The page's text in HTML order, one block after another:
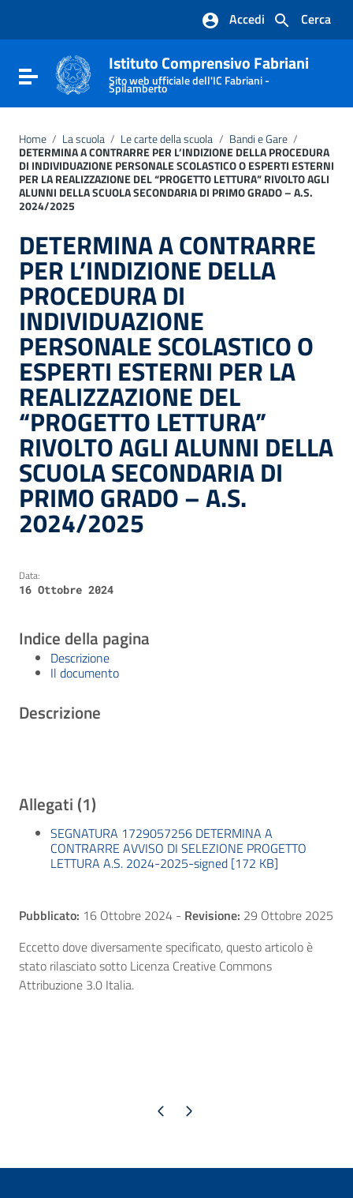
Vai al footer
Cerca
Accedi
Attiva / disattiva la navigazione
Istituto Comprensivo Fabriani
Sito web ufficiale dell'IC Fabriani -
Spilamberto
Home / La scuola / Le carte della scuola / Bandi e Gare /
DETERMINA A CONTRARRE PER L’INDIZIONE DELLA PROCEDURA
DI INDIVIDUAZIONE PERSONALE SCOLASTICO O ESPERTI ESTERNI
PER LA REALIZZAZIONE DEL “PROGETTO LETTURA” RIVOLTO AGLI
ALUNNI DELLA SCUOLA SECONDARIA DI PRIMO GRADO – A.S.
2024/2025
DETERMINA A CONTRARRE
PER L’INDIZIONE DELLA
PROCEDURA DI
INDIVIDUAZIONE
PERSONALE SCOLASTICO O
ESPERTI ESTERNI PER LA
REALIZZAZIONE DEL
“PROGETTO LETTURA”
RIVOLTO AGLI ALUNNI DELLA
SCUOLA SECONDARIA DI
PRIMO GRADO – A.S.
2024/2025
Data:
16 Ottobre 2024
Indice della pagina
Descrizione
Il documento
Descrizione
Allegati (1)
SEGNATURA 1729057256 DETERMINA A
CONTRARRE AVVISO DI SELEZIONE PROGETTO
LETTURA A.S. 2024-2025-signed [172 KB]
Pubblicato: 16 Ottobre 2024 - Revisione: 29 Ottobre 2025
Eccetto dove diversamente specificato, questo articolo è
stato rilasciato sotto Licenza Creative Commons
Attribuzione 3.0 Italia.
Pagina precedente
Pagina successiva